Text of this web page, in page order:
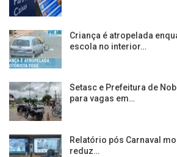
Criança é atropelada
escola no interior…
Setasc e Prefeitura de
para vagas em…
Relatório pós Carnaval
reduz…